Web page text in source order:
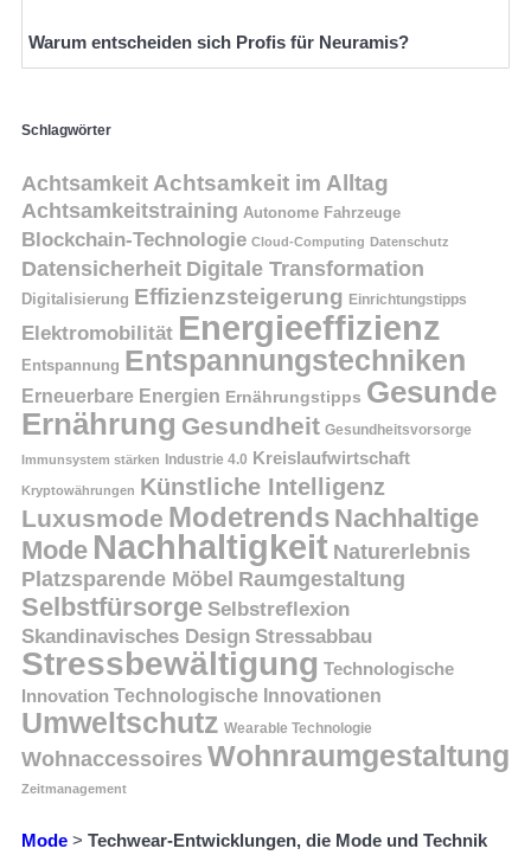
Warum entscheiden sich Profis für Neuramis?
Schlagwörter
Achtsamkeit Achtsamkeit im Alltag
Achtsamkeitstraining Autonome Fahrzeuge
Blockchain-Technologie Cloud-Computing Datenschutz
Datensicherheit Digitale Transformation
Digitalisierung Effizienzsteigerung Einrichtungstipps
Elektromobilität Energieeffizienz
Entspannung Entspannungstechniken
Erneuerbare Energien Ernährungstipps Gesunde
Ernährung Gesundheit Gesundheitsvorsorge
Immunsystem stärken Industrie 4.0 Kreislaufwirtschaft
Kryptowährungen Künstliche Intelligenz
Luxusmode Modetrends Nachhaltige
Mode Nachhaltigkeit Naturerlebnis
Platzsparende Möbel Raumgestaltung
Selbstfürsorge Selbstreflexion
Skandinavisches Design Stressabbau
Stressbewältigung Technologische
Innovation Technologische Innovationen
Umweltschutz Wearable Technologie
Wohnaccessoires Wohnraumgestaltung
Zeitmanagement
Mode > Techwear-Entwicklungen, die Mode und Technik